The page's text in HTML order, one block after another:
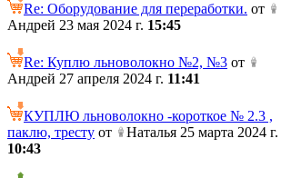
Re: Оборудование для переработки. от
Андрей 23 мая 2024 г. 15:45
Re: Куплю льноволокно №2, №3 от
Андрей 27 апреля 2024 г. 11:41
КУПЛЮ льноволокно -короткое № 2.3 ,
паклю, тресту от
Наталья 25 марта 2024 г.
10:43